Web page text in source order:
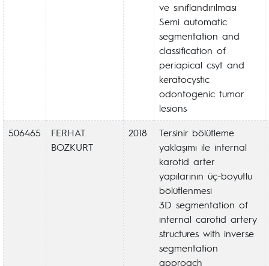
ve sınıflandırılması
Semi automatic
segmentation and
classification of
periapical csyt and
keratocystic
odontogenic tumor
lesions
506465
FERHAT
BOZKURT
2018
Tersinir bölütleme
yaklaşımı ile internal
karotid arter
yapılarının üç-boyutlu
bölütlenmesi
3D segmentation of
internal carotid artery
structures with inverse
segmentation
approach